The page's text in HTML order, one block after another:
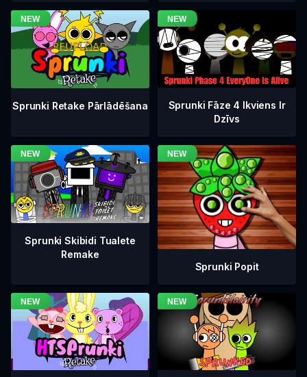
Sprunki Retake Pārlādēšana
Sprunki Fāze 4 Ikviens Ir
Dzīvs
Sprunki Skibidi Tualete
Remake
Sprunki Popit